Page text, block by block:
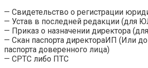
— Свидетельство о регистрации
— Устав в последней редакции (для
— Приказ о назначении директора
— Скан паспорта директораИП (Или
паспорта доверенного лица)
— СРТС либо ПТС